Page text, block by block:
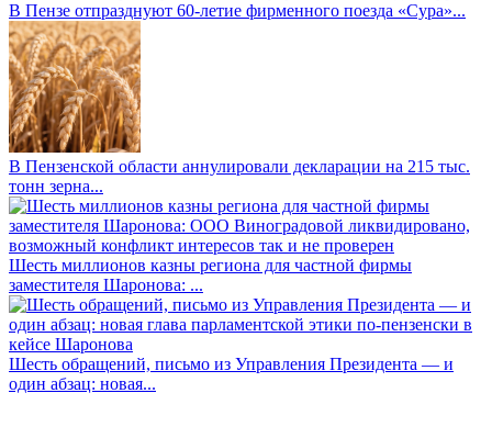
В Пензе отпразднуют 60-летие фирменного поезда «Сура»...
В Пензенской области аннулировали декларации на 215 тыс.
тонн зерна...
Шесть миллионов казны региона для частной фирмы
заместителя Шаронова: ...
Шесть обращений, письмо из Управления Президента — и
один абзац: новая...